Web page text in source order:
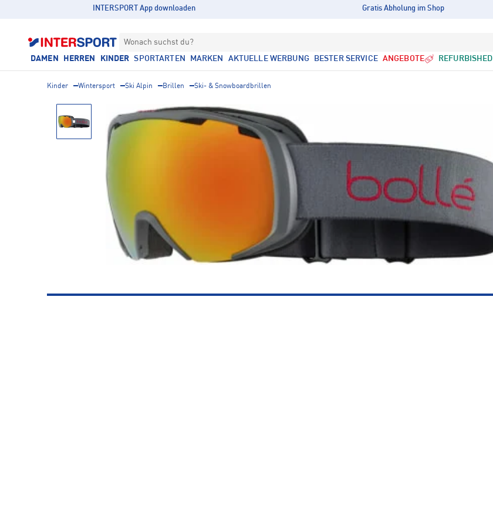
INTERSPORT App downloaden Gratis Abholung im Shop
Wonach suchst du?
DAMEN HERREN KINDER SPORTARTEN MARKEN AKTUELLE WERBUNG BESTER SERVICE ANGEBOTE REFURBISHED
Kinder Wintersport Ski Alpin Brillen Ski- & Snowboardbrillen